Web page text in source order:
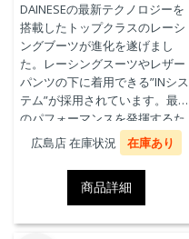
DAINESEの最新テクノロジーを
搭載したトップクラスのレーシ
ングブーツが進化を遂げまし
た。レーシングスーツやレザー
パンツの下に着用できる”INシス
テム”が採用されています。最高
のパフォーマンスを発揮するた
めに、ケブラーカーボンを使用
したAxial Distorsion Control
Systemテクノロジー、
Groundtrax®レーシングソー
ル、交換可能なマグネシウムス
ライダーを採用しています。
広島店 在庫状況 在庫あり
商品詳細